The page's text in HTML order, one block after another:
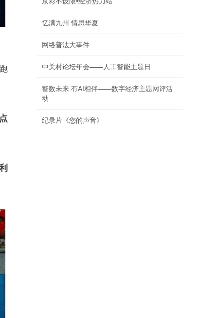
忆满九州 情思华夏
网络普法大事件
中关村论坛年会——人工智能主题日
智数未来 有AI相伴——数字经济主题网评活
动
纪录片《您的声音》